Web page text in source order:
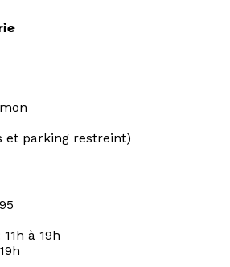
et parking restreint)
à 19h